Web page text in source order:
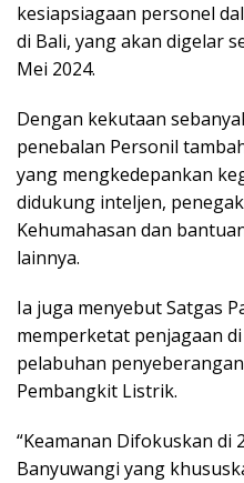
kesiapsiagaan personel
di Bali, yang akan digelar
Mei 2024.
Dengan kekutaan
penebalan Personil
yang mengkedepankan
didukung inteljen,
Kehumahasan dan
lainnya.
Ia juga menyebut Satgas
memperketat penjagaan
pelabuhan
Pembangkit Listrik.
“Keamanan Difokuskan di
Banyuwangi yang